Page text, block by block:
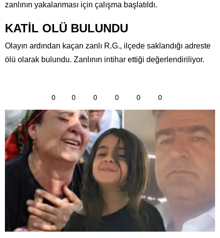
zanlının yakalanması için çalışma başlatıldı.
KATİL OLÜ BULUNDU
Olayın ardından kaçan zanlı R.G., ilçede saklandığı adreste
ölü olarak bulundu. Zanlının intihar ettiği değerlendiriliyor.
0 0 0 0 0 0